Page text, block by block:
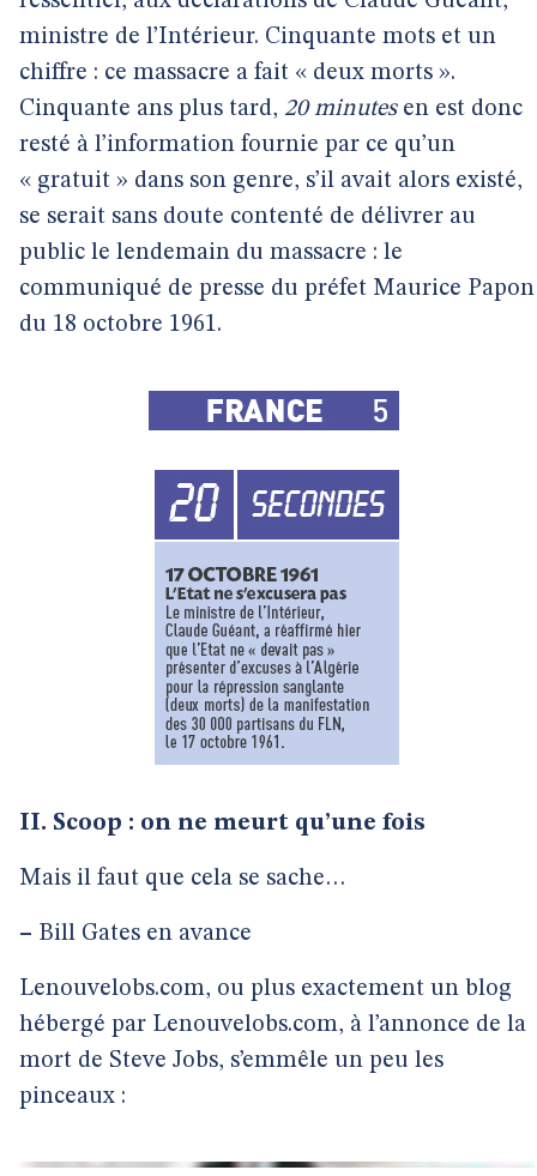
ministre de l’Intérieur. Cinquante mots et un
chiffre : ce massacre a fait « deux morts ».
Cinquante ans plus tard, 20 minutesen est donc
resté à l’information fournie par ce qu’un
« gratuit » dans son genre, s’il avait alors existé,
se serait sans doute contenté de délivrer au
public le lendemain du massacre : le
communiqué de presse du préfet Maurice Papon
du 18 octobre 1961.
II. Scoop : on ne meurt qu’une fois
Mais il faut que cela se sache…
– Bill Gates en avance
Lenouvelobs.com, ou plus exactement un blog
hébergé par Lenouvelobs.com, à l’annonce de la
mort de Steve Jobs, s’emmêle un peu les
pinceaux :